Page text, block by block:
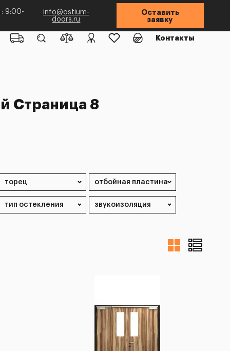
9:00-
info@ostium-
doors.ru
Оставить
заявку
Контакты
Страница 8